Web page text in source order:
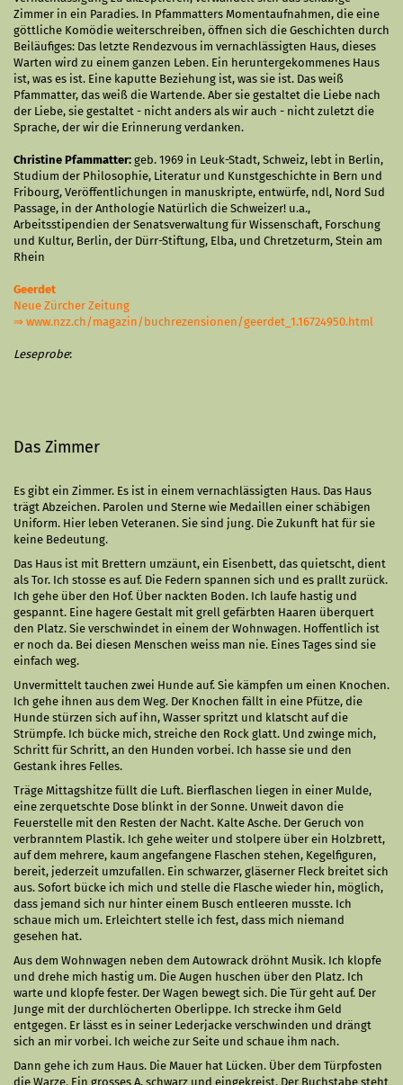
Zimmer in ein Paradies. In Pfammatters Momentaufnahmen, die eine
göttliche Komödie weiterschreiben, öffnen sich die Geschichten durch
Beiläufiges: Das letzte Rendezvous im vernachlässigten Haus, dieses
Warten wird zu einem ganzen Leben. Ein heruntergekommenes Haus
ist, was es ist. Eine kaputte Beziehung ist, was sie ist. Das weiß
Pfammatter, das weiß die Wartende. Aber sie gestaltet die Liebe nach
der Liebe, sie gestaltet - nicht anders als wir auch - nicht zuletzt die
Sprache, der wir die Erinnerung verdanken.
Christine Pfammatter: geb. 1969 in Leuk-Stadt, Schweiz, lebt in Berlin,
Studium der Philosophie, Literatur und Kunstgeschichte in Bern und
Fribourg, Veröffentlichungen in manuskripte, entwürfe, ndl, Nord Sud
Passage, in der Anthologie Natürlich die Schweizer! u.a.,
Arbeitsstipendien der Senatsverwaltung für Wissenschaft, Forschung
und Kultur, Berlin, der Dürr-Stiftung, Elba, und Chretzeturm, Stein am
Rhein
Geerdet
Neue Zürcher Zeitung
⇒ www.nzz.ch/magazin/buchrezensionen/geerdet_1.16724950.html
Leseprobe:
Das Zimmer
Es gibt ein Zimmer. Es ist in einem vernachlässigten Haus. Das Haus
trägt Abzeichen. Parolen und Sterne wie Medaillen einer schäbigen
Uniform. Hier leben Veteranen. Sie sind jung. Die Zukunft hat für sie
keine Bedeutung.
Das Haus ist mit Brettern umzäunt, ein Eisenbett, das quietscht, dient
als Tor. Ich stosse es auf. Die Federn spannen sich und es prallt zurück.
Ich gehe über den Hof. Über nackten Boden. Ich laufe hastig und
gespannt. Eine hagere Gestalt mit grell gefärbten Haaren überquert
den Platz. Sie verschwindet in einem der Wohnwagen. Hoffentlich ist
er noch da. Bei diesen Menschen weiss man nie. Eines Tages sind sie
einfach weg.
Unvermittelt tauchen zwei Hunde auf. Sie kämpfen um einen Knochen.
Ich gehe ihnen aus dem Weg. Der Knochen fällt in eine Pfütze, die
Hunde stürzen sich auf ihn, Wasser spritzt und klatscht auf die
Strümpfe. Ich bücke mich, streiche den Rock glatt. Und zwinge mich,
Schritt für Schritt, an den Hunden vorbei. Ich hasse sie und den
Gestank ihres Felles.
Träge Mittagshitze füllt die Luft. Bierflaschen liegen in einer Mulde,
eine zerquetschte Dose blinkt in der Sonne. Unweit davon die
Feuerstelle mit den Resten der Nacht. Kalte Asche. Der Geruch von
verbranntem Plastik. Ich gehe weiter und stolpere über ein Holzbrett,
auf dem mehrere, kaum angefangene Flaschen stehen, Kegelfiguren,
bereit, jederzeit umzufallen. Ein schwarzer, gläserner Fleck breitet sich
aus. Sofort bücke ich mich und stelle die Flasche wieder hin, möglich,
dass jemand sich nur hinter einem Busch entleeren musste. Ich
schaue mich um. Erleichtert stelle ich fest, dass mich niemand
gesehen hat.
Aus dem Wohnwagen neben dem Autowrack dröhnt Musik. Ich klopfe
und drehe mich hastig um. Die Augen huschen über den Platz. Ich
warte und klopfe fester. Der Wagen bewegt sich. Die Tür geht auf. Der
Junge mit der durchlöcherten Oberlippe. Ich strecke ihm Geld
entgegen. Er lässt es in seiner Lederjacke verschwinden und drängt
sich an mir vorbei. Ich weiche zur Seite und schaue ihm nach.
Dann gehe ich zum Haus. Die Mauer hat Lücken. Über dem Türpfosten
die Warze. Ein grosses A, schwarz und eingekreist. Der Buchstabe steht